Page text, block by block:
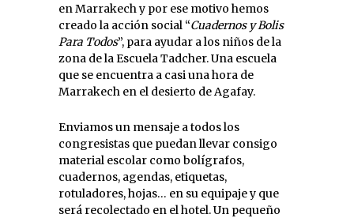
en Marrakech y por ese motivo hemos
creado la acción social “Cuadernos y Bolis
Para Todos”, para ayudar a los niños de la
zona de la Escuela Tadcher. Una escuela
que se encuentra a casi una hora de
Marrakech en el desierto de Agafay.
Enviamos un mensaje a todos los
congresistas que puedan llevar consigo
material escolar como bolígrafos,
cuadernos, agendas, etiquetas,
rotuladores, hojas… en su equipaje y que
será recolectado en el hotel. Un pequeño